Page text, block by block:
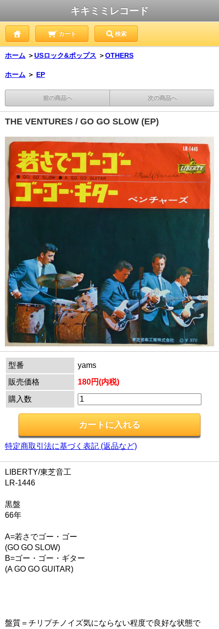
キキミミレコード
カート 検索
ホーム ＞USロック&ポップス ＞OTHERS
ホーム ＞ EP
前の商品へ 次の商品へ
THE VENTURES / GO GO SLOW (EP)
型番
yams
販売価格
180円(内税)
購入数
特定商取引法に基づく表記 (返品など)
LIBERTY/東芝音工
LR-1446
黒盤
66年
A=若さでゴー・ゴー
(GO GO SLOW)
B=ゴー・ゴー・ギター
(A GO GO GUITAR)
盤質＝チリプチノイズ気にならない程度で良好な状態で